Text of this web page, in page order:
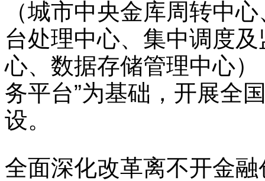
（城市中央金库周转中
台处理中心、集中调度
心、数据存储管理中心
务平台”为基础，开展全
设。
全面深化改革离不开金